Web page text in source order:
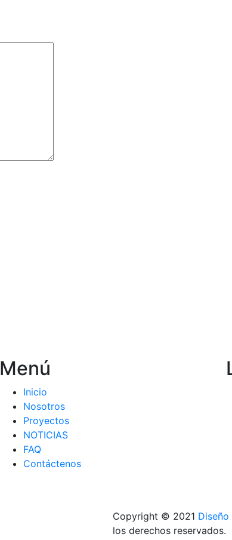
Menú
Inicio
Nosotros
Proyectos
NOTICIAS
FAQ
Contáctenos
Copyright © 2021 Diseño
los derechos reservados.